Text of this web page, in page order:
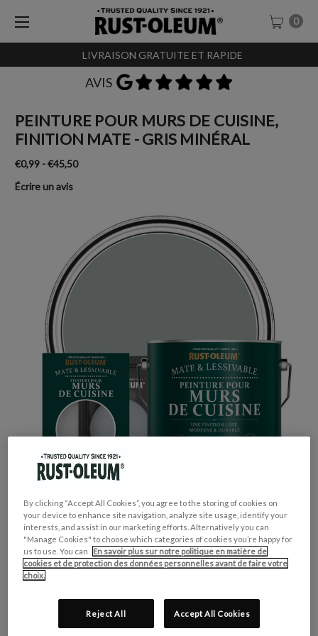
LIVRAISON GRATUITE ET RAPIDE
0
AVIS
PEINTURE POUR MURS DE CUISINE,
FINITION MATE - GRIS MINÉRAL
€0,99 - €45,50
Écrire un avis
GROUPE DE COULEUR:
COLLECTION DE COULEUR: Tons Moyens
Mate
By clicking “Accept All Cookies”, you agree to the storing of cookies on
your device to enhance site navigation, analyze site usage, identify your
interests, and assist in our marketing efforts. Alternatively you can
"Manage Cookies" to choose which categories of cookies you’re happy for
us to use. You can
En savoir plus sur notre politique en matière de
cookies et de protection des données personnelles avant de faire votre
choix.
Reject All Accept All Cookies